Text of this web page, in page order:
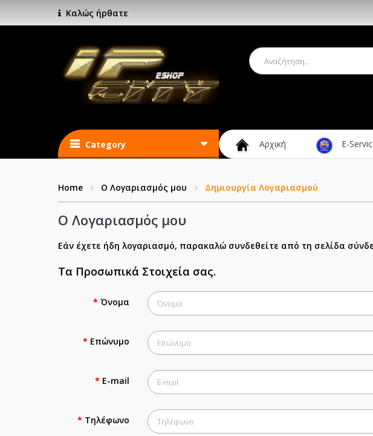
Καλώς ήρθατε
Category Αρχική E-
Home O Λογαριασμός μου Δημιουργία Λογαριασμού
O Λογαριασμός μου
Εάν έχετε ήδη λογαριασμό, παρακαλώ συνδεθείτε από τη σελίδα
Τα Προσωπικά Στοιχεία σας.
Όνομα
Επώνυμο
E-mail
Τηλέφωνο